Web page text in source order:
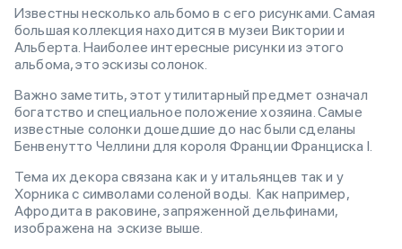
Известны несколько альбомо в с его рисунками. Самая
большая коллекция находится в музеи Виктории и
Альберта. Наиболее интересные рисунки из этого
альбома, это эскизы солонок.
Важно заметить, этот утилитарный предмет означал
богатство и специальное положение хозяина. Самые
известные солонки дошедшие до нас были сделаны
Бенвенутто Челлини для короля Франции Франциска I.
Тема их декора связана как и у итальянцев так и у
Хорника с символами соленой воды. Как например,
Афродита в раковине, запряженной дельфинами,
изображена на эскизе выше.